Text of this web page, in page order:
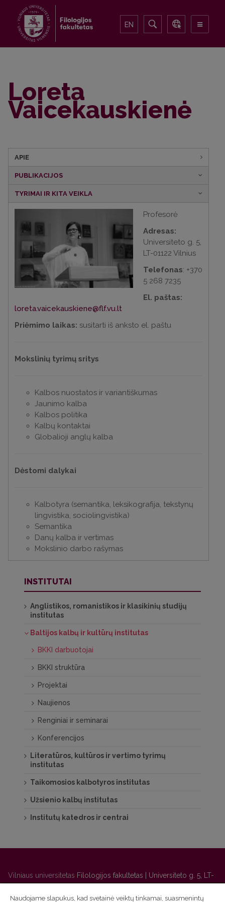
EN
Loreta
Vaicekauskienė
APIE
PUBLIKACIJOS
TYRIMAI IR KITA VEIKLA
Profesorė
Adresas:
Universiteto g. 5,
LT-01122 Vilnius
Telefonas: +370
5 268 7235
El. paštas:
loreta.vaicekauskiene@flf.vu.lt
Priėmimo laikas: susitarti iš anksto el. paštu
Mokslinių tyrimų sritys
Kalbos nuostatos ir variantiškumas
Jaunimo kalba
Kalbos politika
Kalbų kontaktai
Globalioji anglų kalba
Dėstomi dalykai
Kalbotyra (semantika, leksikografija, tekstynų
lingvistika, sociolingvistika)
Semantika
Danų kalba ir vertimas
Mokslinio darbo rašymas
INSTITUTAI
Anglistikos, romanistikos ir klasikinių studijų
institutas
Baltijos kalbų ir kultūrų institutas
BKKI darbuotojai
BKKI struktūra
Projektai
Naujienos
Renginiai ir seminarai
Konferencijos
Literatūros, kultūros ir vertimo tyrimų
institutas
Taikomosios kalbotyros institutas
Užsienio kalbų institutas
Institutų katedros ir centrai
Vilniaus universitetas Filologijos fakultetas | Universiteto g. 5, LT-
01131 Vilnius
Naudojame slapukus, kad svetainė veiktų tinkamai, suasmenintų